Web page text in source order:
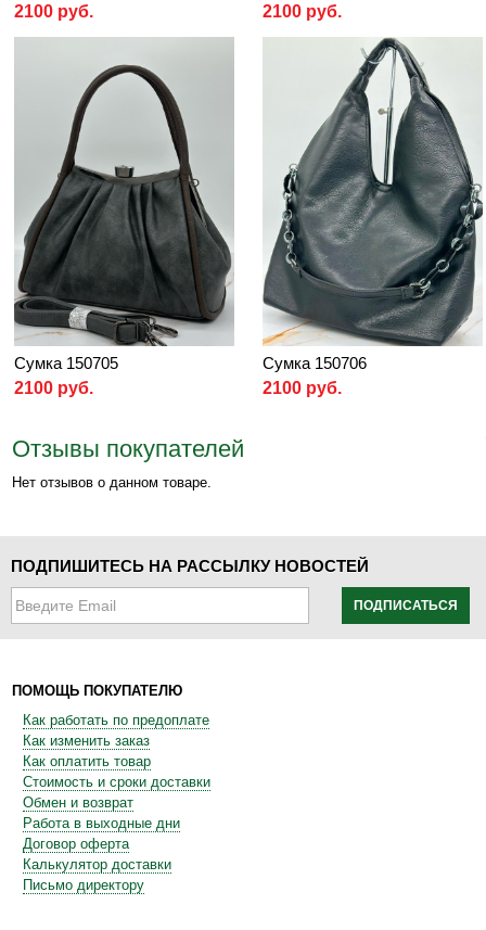
2100 руб.
2100 руб.
Сумка 150705
2100 руб.
Сумка 150706
2100 руб.
Отзывы покупателей
Нет отзывов о данном товаре.
ПОДПИШИТЕСЬ НА РАССЫЛКУ НОВОСТЕЙ
ПОДПИСАТЬСЯ
ПОМОЩЬ ПОКУПАТЕЛЮ
Как работать по предоплате
Как изменить заказ
Как оплатить товар
Стоимость и сроки доставки
Обмен и возврат
Работа в выходные дни
Договор оферта
Калькулятор доставки
Письмо директору